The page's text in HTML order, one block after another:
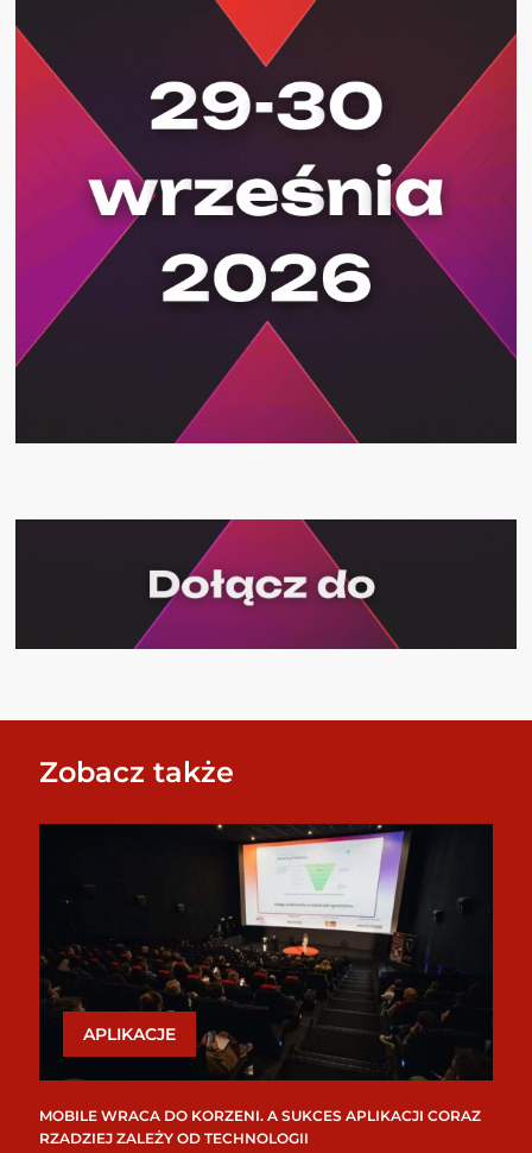
Zobacz także
APLIKACJE
MOBILE WRACA DO KORZENI. A SUKCES APLIKACJI CORAZ
RZADZIEJ ZALEŻY OD TECHNOLOGII